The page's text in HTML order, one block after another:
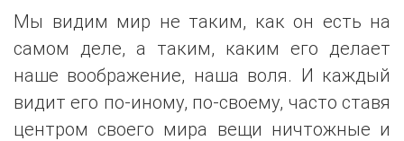
Мы видим мир не таким, как он есть на
самом деле, а таким, каким его делает
наше воображение, наша воля. И каждый
видит его по-иному, по-своему, часто ставя
центром своего мира вещи ничтожные и